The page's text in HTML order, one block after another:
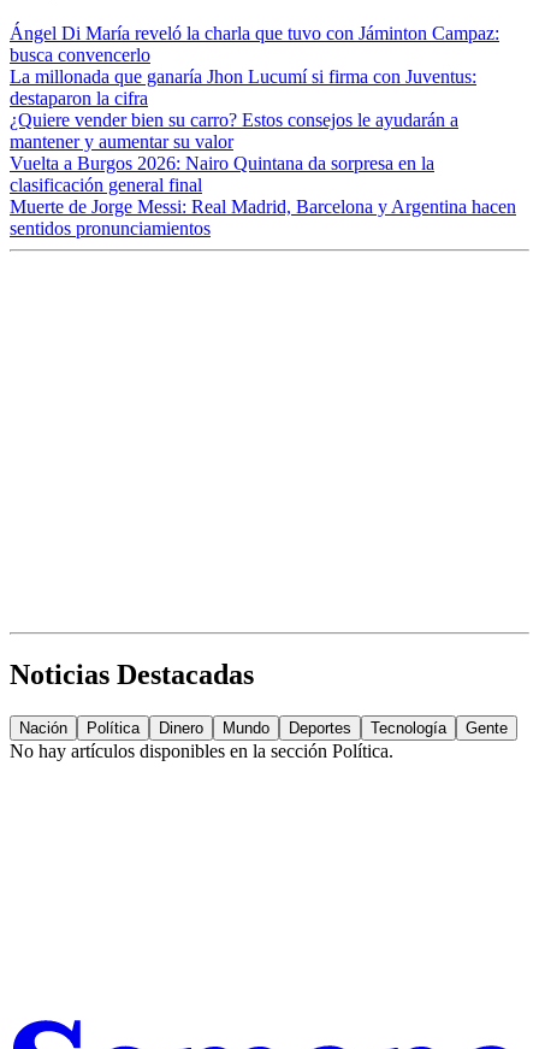
Ángel Di María reveló la charla que tuvo con Jáminton Campaz:
busca convencerlo
La millonada que ganaría Jhon Lucumí si firma con Juventus:
destaparon la cifra
¿Quiere vender bien su carro? Estos consejos le ayudarán a
mantener y aumentar su valor
Vuelta a Burgos 2026: Nairo Quintana da sorpresa en la
clasificación general final
Muerte de Jorge Messi: Real Madrid, Barcelona y Argentina hacen
sentidos pronunciamientos
Noticias Destacadas
Nación Política Dinero Mundo Deportes Tecnología Gente
No hay artículos disponibles en la sección Política.